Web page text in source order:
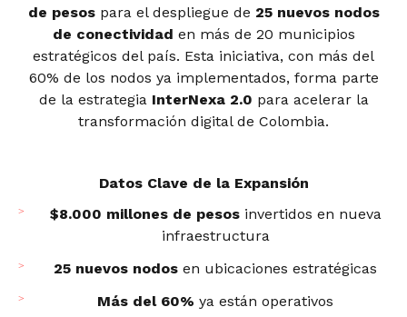
de pesospara el despliegue de 25 nuevos nodos
de conectividad en más de 20 municipios
estratégicos del país. Esta iniciativa, con más del
60% de los nodos ya implementados, forma parte
de la estrategia InterNexa 2.0 para acelerar la
transformación digital de Colombia.
Datos Clave de la Expansión
$8.000 millones de pesosinvertidos en nueva
infraestructura
25 nuevos nodos en ubicaciones estratégicas
Más del 60% ya están operativos